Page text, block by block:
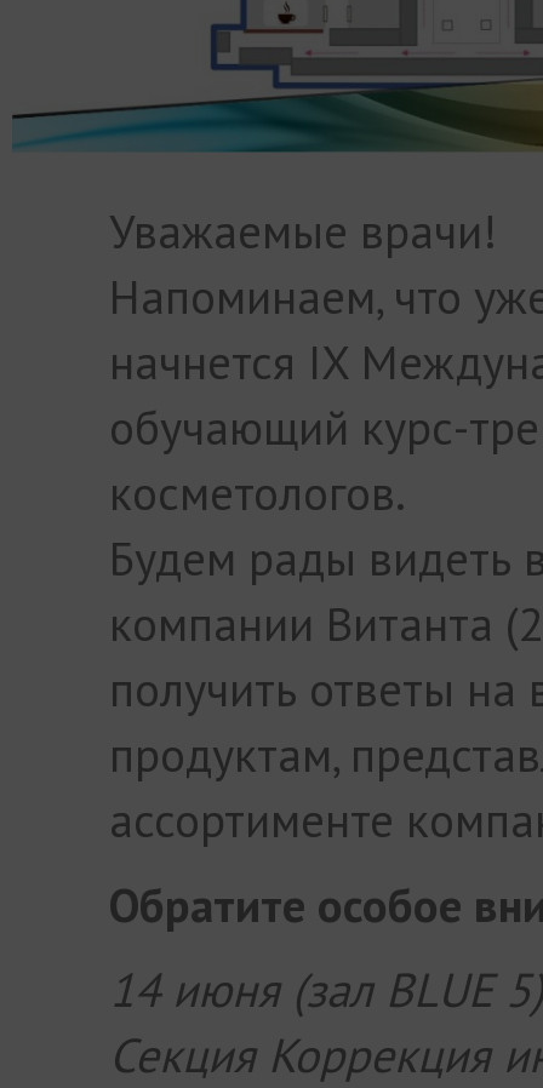
Уважаемые врачи!
Напоминаем, что
начнется IX
обучающий курс-
косметологов.
Будем рады видеть
компании Витанта
получить ответы
продуктам,
ассортименте
Обратите особое
14 июня (зал BLUE 5)
Секция Коррекция